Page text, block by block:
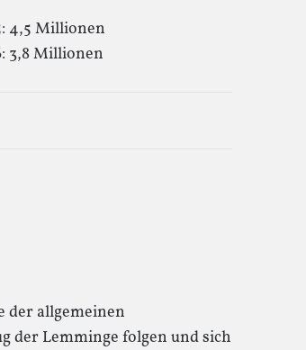
4,5 Millionen
3,8 Millionen
der allgemeinen
der Lemminge folgen und sich